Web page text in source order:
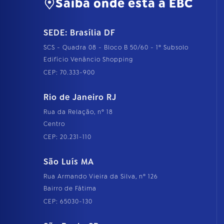
Saiba onde está a EBC
SEDE: Brasília DF
SCS - Quadra 08 - Bloco B 50/60 - 1º Subsolo
Edifício Venâncio Shopping
CEP: 70.333-900
Rio de Janeiro RJ
Rua da Relação, nº 18
Centro
CEP: 20.231-110
São Luís MA
Rua Armando Vieira da Silva, nº 126
Bairro de Fátima
CEP: 65030-130